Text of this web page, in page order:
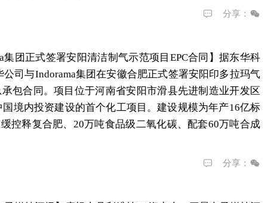
分享：
团正式签署安阳清洁制气示范项目EPC合同】 据东华科
司与Indorama集团在安徽合肥正式签署安阳印多拉玛气
包合同。项目位于河南省安阳市滑县先进制造业开发区
境内投资建设的首个化工项目。建设规模为年产16亿标
控释复合肥、20万吨食品级二氧化碳、配套60万吨合成
分享：